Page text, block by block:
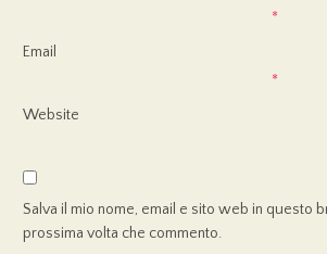
*
Email
*
Website
Salva il mio nome, email e sito web in questo
prossima volta che commento.